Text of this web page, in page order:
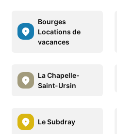
Bourges
Locations de
vacances
La Chapelle-
Saint-Ursin
Le Subdray